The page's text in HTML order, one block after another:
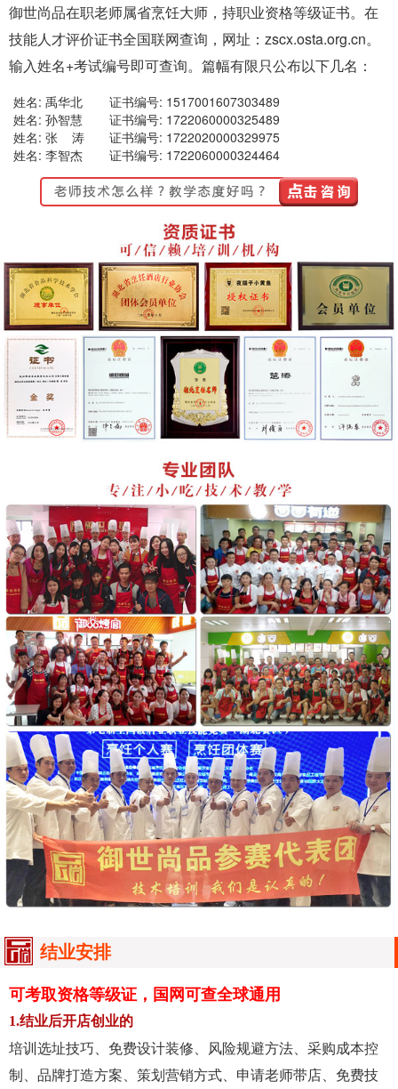
御世尚品在职老师属省烹饪大师，持职业资格等级证书。在
技能人才评价证书全国联网查询，网址：zscx.osta.org.cn。
输入姓名+考试编号即可查询。篇幅有限只公布以下几名：
姓名: 禹华北
证书编号: 1517001607303489
姓名: 孙智慧
证书编号: 1722060000325489
姓名: 张 涛
证书编号: 1722020000329975
姓名: 李智杰
证书编号: 1722060000324464
结业安排
可考取资格等级证，国网可查全球通用
1.结业后开店创业的
培训选址技巧、免费设计装修、风险规避方法、采购成本控
制、品牌打造方案、策划营销方式、申请老师带店、免费技